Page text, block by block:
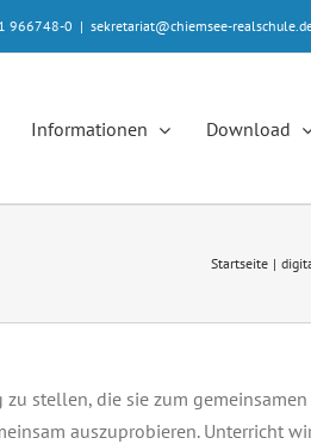
966748-0 | sekretariat@chiemsee-
Informationen Download
Startseite
stellen, die sie zum gemeinsamen
auszuprobieren. Unterricht